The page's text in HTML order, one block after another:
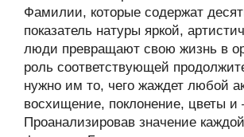
Фамилии, которые содержат
показатель натуры яркой,
люди превращают свою жизнь в
роль соответствующей
нужно им то, чего жаждет любой
восхищение, поклонение, цветы и
Проанализировав значение